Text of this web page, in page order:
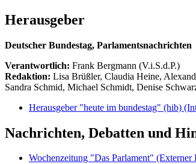
Herausgeber
Deutscher Bundestag, Parlamentsnachrichten
Verantwortlich: Frank Bergmann (V.i.S.d.P.)
Redaktion: Lisa Brüßler, Claudia Heine,
Sandra Schmid, Michael Schmidt, Denise
Herausgeber "heute im bundestag" (hib)
Nachrichten, Debatten und
Wochenzeitung "Das Parlament" (Externer